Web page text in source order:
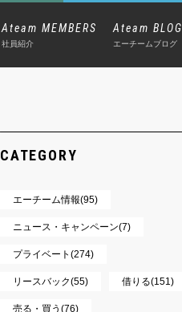
Ateam MEMBERS
社員紹介
Ateam BLOG
エーチームブログ
CATEGORY
エーチーム情報(95)
ニュース・キャンペーン(7)
プライベート(274)
リースバック(55) 借りる(151)
売る・買う(76)